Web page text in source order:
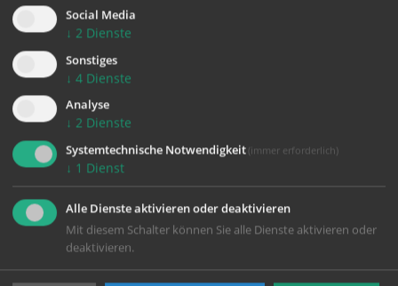
Social Media
↓ 2 Dienste
Sonstiges
↓ 4 Dienste
Analyse
↓ 2 Dienste
Systemtechnische Notwendigkeit (immer erforderlich)
↓ 1 Dienst
Alle Dienste aktivieren oder deaktivieren
Mit diesem Schalter können Sie alle Dienste aktivieren oder
deaktivieren.